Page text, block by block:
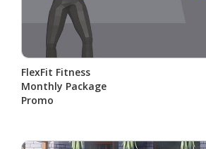
FlexFit Fitness
Monthly Package
Promo